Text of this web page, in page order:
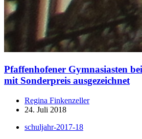
Pfaffenhofener Gymnasiasten
mit Sonderpreis ausgezeichnet
Regina Finkenzeller
24. Juli 2018
schuljahr-2017-18